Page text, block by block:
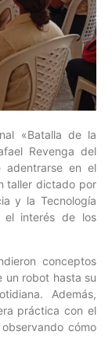
«Batalla de la
Revenga del
adentrarse en el
taller dictado por
y la Tecnología
el interés de los
conceptos
un robot hasta su
Además,
práctica con el
cómo